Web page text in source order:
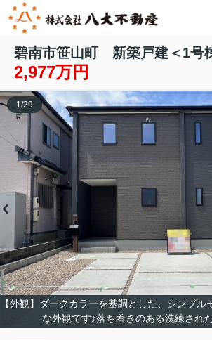
碧南市笹山町 新築戸建＜1号
2,977万円
【外観】ダークカラーを基調とした、シンプル
な外観です♪落ち着きのある洗練され
1/29